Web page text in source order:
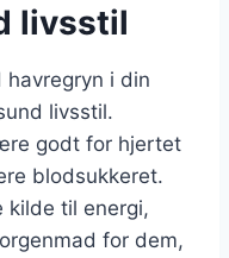
livsstil
i din
livsstil.
godt for hjertet
blodsukkeret.
kilde til energi,
for dem,